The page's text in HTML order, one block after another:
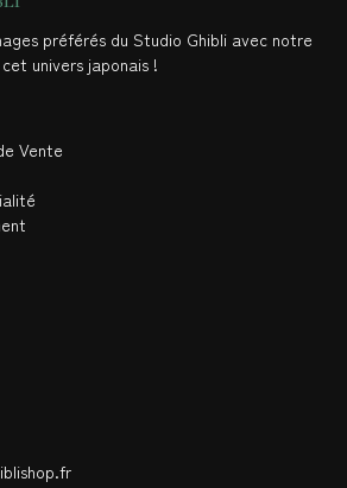
préférés du Studio Ghibli avec notre
univers japonais !
Vente